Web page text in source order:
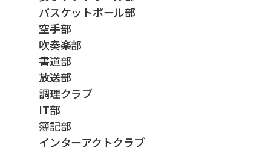
バスケットボール部
空手部
吹奏楽部
書道部
放送部
調理クラブ
IT部
簿記部
インターアクトクラブ